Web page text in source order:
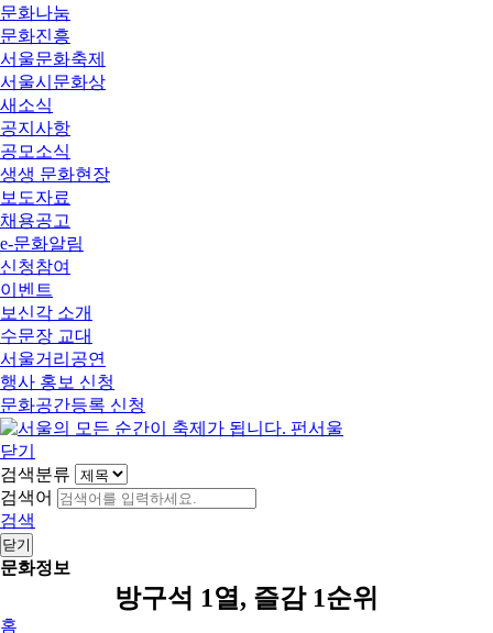
문화나눔
문화진흥
서울문화축제
서울시문화상
새소식
공지사항
공모소식
생생 문화현장
보도자료
채용공고
e-문화알림
신청참여
이벤트
보신각 소개
수문장 교대
서울거리공연
행사 홍보 신청
문화공간등록 신청
닫기
검색분류
검색어
검색
닫기
문화정보
방구석 1열, 즐감 1순위
홈